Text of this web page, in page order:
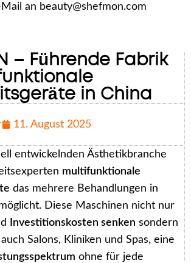
an beauty@shefmon.com
– Führende Fabrik
in China
11. August 2025
entwickelnden Ästhetikbranche
multifunktionale
das mehrere Behandlungen in
Diese Maschinen nicht nur
Investitionskosten senken sondern
Salons, Kliniken und Spas, eine
ohne für jede